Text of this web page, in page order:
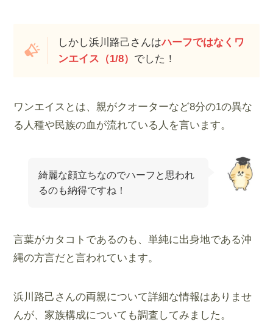
しかし浜川路己さんはハーフではなくワ
ンエイス（1/8） でした！
ワンエイスとは、親がクオーターなど8分の1の異な
る人種や民族の血が流れている人を言います。
綺麗な顔立ちなのでハーフと思われ
るのも納得ですね！
言葉がカタコトであるのも、単純に出身地である沖
縄の方言だと言われています。
浜川路己さんの両親について詳細な情報はありませ
んが、家族構成についても調査してみました。